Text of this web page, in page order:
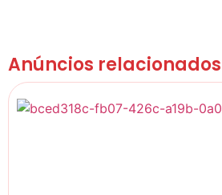
Anúncios relacionados